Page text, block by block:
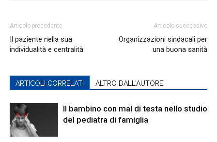
Articolo precedente
Il paziente nella sua
individualità e centralità
Articolo successivo
Organizzazioni sindacali per
una buona sanità
ARTICOLI CORRELATI ALTRO DALL'AUTORE
Il bambino con mal di testa nello studio
del pediatra di famiglia